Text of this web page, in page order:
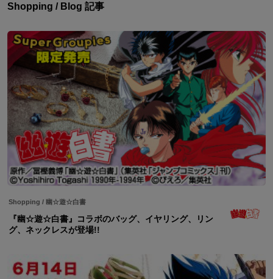
Shopping / Blog 記事
Shopping / 幽☆遊☆白書
『幽☆遊☆白書』コラボのバッグ、イヤリング、リン
グ、ネックレスが登場!!